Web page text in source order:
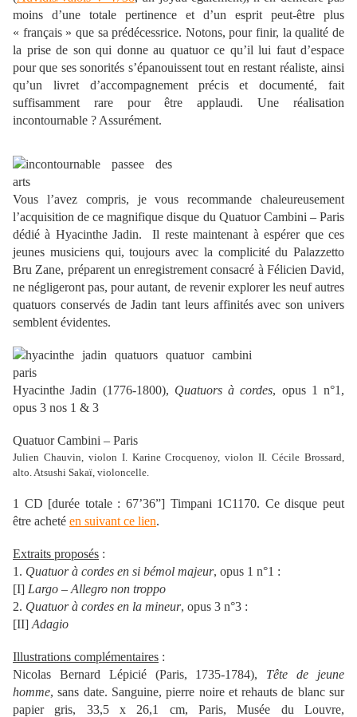
moins d’une totale pertinence et d’un esprit peut-être plus
« français » que sa prédécessrice. Notons, pour finir, la qualité de
la prise de son qui donne au quatuor ce qu’il lui faut d’espace
pour que ses sonorités s’épanouissent tout en restant réaliste, ainsi
qu’un livret d’accompagnement précis et documenté, fait
suffisamment rare pour être applaudi. Une réalisation
incontournable ? Assurément.
Vous l’avez compris, je vous recommande chaleureusement
l’acquisition de ce magnifique disque du Quatuor Cambini – Paris
dédié à Hyacinthe Jadin. Il reste maintenant à espérer que ces
jeunes musiciens qui, toujours avec la complicité du Palazzetto
Bru Zane, préparent un enregistrement consacré à Félicien David,
ne négligeront pas, pour autant, de revenir explorer les neuf autres
quatuors conservés de Jadin tant leurs affinités avec son univers
semblent évidentes.
Hyacinthe Jadin (1776-1800), Quatuors à cordes, opus 1 n°1,
opus 3 nos 1 & 3
Quatuor Cambini – Paris
Julien Chauvin, violon I. Karine Crocquenoy, violon II. Cécile Brossard,
alto. Atsushi Sakaï, violoncelle.
1 CD [durée totale : 67’36”] Timpani 1C1170. Ce disque peut
être acheté en suivant ce lien.
Extraits proposés :
1. Quatuor à cordes en si bémol majeur, opus 1 n°1 :
[I] Largo – Allegro non troppo
2. Quatuor à cordes en la mineur, opus 3 n°3 :
[II] Adagio
Illustrations complémentaires :
Nicolas Bernard Lépicié (Paris, 1735-1784), Tête de jeune
homme, sans date. Sanguine, pierre noire et rehauts de blanc sur
papier gris, 33,5 x 26,1 cm, Paris, Musée du Louvre,